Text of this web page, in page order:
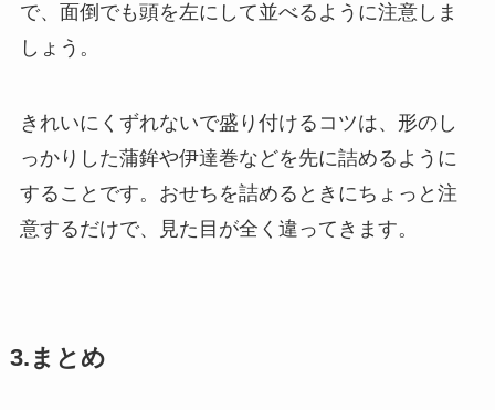
で、面倒でも頭を左にして並べるように注意しま
しょう。
きれいにくずれないで盛り付けるコツは、形のし
っかりした蒲鉾や伊達巻などを先に詰めるように
することです。おせちを詰めるときにちょっと注
意するだけで、見た目が全く違ってきます。
3.まとめ